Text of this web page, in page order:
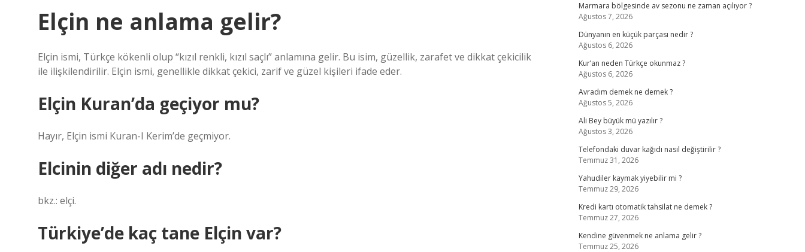
Elçin ne anlama gelir?
Elçin ismi, Türkçe kökenli olup “kızıl renkli, kızıl saçlı” anlamına gelir. Bu isim, güzellik, zarafet ve dikkat çekicilik
ile ilişkilendirilir. Elçin ismi, genellikle dikkat çekici, zarif ve güzel kişileri ifade eder.
Elçin Kuran’da geçiyor mu?
Hayır, Elçin ismi Kuran-I Kerim’de geçmiyor.
Elcinin diğer adı nedir?
bkz.: elçi.
Türkiye’de kaç tane Elçin var?
Marmara bölgesinde av sezonu ne zaman açılıyor ?
Ağustos 7, 2026
Dünyanın en küçük parçası nedir ?
Ağustos 6, 2026
Kur’an neden Türkçe okunmaz ?
Ağustos 6, 2026
Avradım demek ne demek ?
Ağustos 5, 2026
Ali Bey büyük mü yazılır ?
Ağustos 3, 2026
Telefondaki duvar kağıdı nasıl değiştirilir ?
Temmuz 31, 2026
Yahudiler kaymak yiyebilir mi ?
Temmuz 29, 2026
Kredi kartı otomatik tahsilat ne demek ?
Temmuz 27, 2026
Kendine güvenmek ne anlama gelir ?
Temmuz 25, 2026